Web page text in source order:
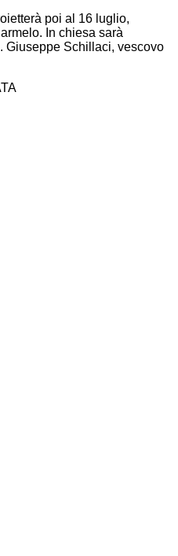
poi al 16 luglio,
In chiesa sarà
Giuseppe Schillaci, vescovo